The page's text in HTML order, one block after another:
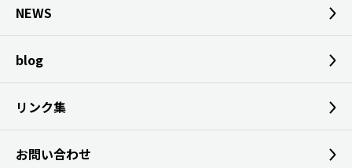
NEWS
blog
リンク集
お問い合わせ